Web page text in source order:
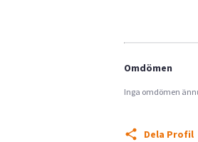
Omdömen
Inga omdömen
Dela Profil